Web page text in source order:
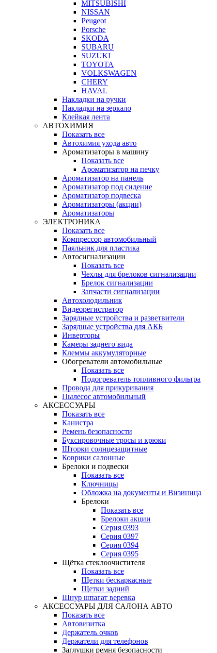
MITSUBISHI
NISSAN
Peugeot
Porsche
SKODA
SUBARU
SUZUKI
TOYOTA
VOLKSWAGEN
CHERY
HAVAL
Накладки на ручки
Накладки на зеркало
Клейкая лента
АВТОХИМИЯ
Показать все
Автохимия ухода авто
Ароматизаторы в машину
Показать все
Ароматизатор на печку
Ароматизатор на панель
Ароматизатор под сидение
Ароматизатор подвеска
Ароматизаторы (акции)
Ароматизаторы
ЭЛЕКТРОНИКА
Показать все
Компрессор автомобильный
Паяльник для пластика
Автосигнализации
Показать все
Чехлы для брелоков сигнализации
Брелок сигнализации
Запчасти сигнализации
Автохолодильник
Видеорегистратор
Зарядные устройства и разветвители
Зарядные устройства для АКБ
Инверторы
Камеры заднего вида
Клеммы аккумуляторные
Обогреватели автомобильные
Показать все
Подогреватель топливного фильтра
Провода для прикуривания
Пылесос автомобильный
АКСЕССУАРЫ
Показать все
Канистра
Ремень безопасности
Буксировочные тросы и крюки
Шторки солнцезащитные
Коврики салонные
Брелоки и подвески
Показать все
Ключницы
Обложка на документы и Визиница
Брелоки
Показать все
Брелоки акции
Серия 0393
Серия 0397
Серия 0394
Серия 0395
Щётка стеклоочистителя
Показать все
Щетки бескаркасные
Щетки задний
Шнур шпагат веревка
АКСЕССУАРЫ ДЛЯ САЛОНА АВТО
Показать все
Автовизитка
Держатель очков
Держатели для телефонов
Заглушки ремня безопасности